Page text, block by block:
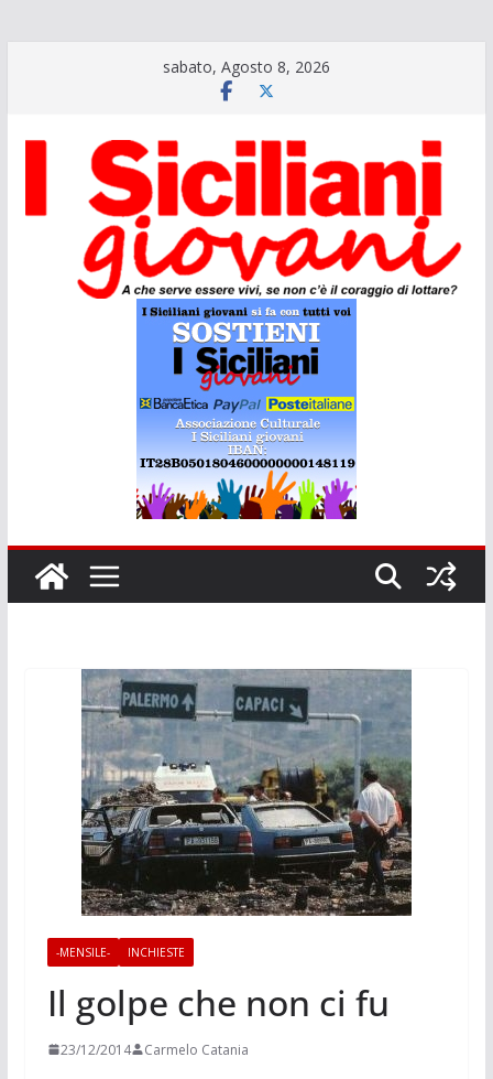
sabato, Agosto 8, 2026
-MENSILE- INCHIESTE
Il golpe che non ci fu
23/12/2014 Carmelo Catania